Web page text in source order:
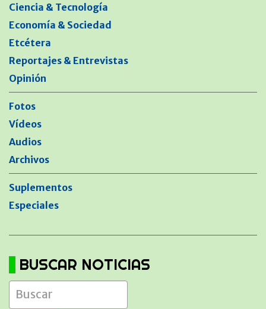
Ciencia & Tecnología
Economía & Sociedad
Etcétera
Reportajes & Entrevistas
Opinión
Fotos
Vídeos
Audios
Archivos
Suplementos
Especiales
BUSCAR NOTICIAS